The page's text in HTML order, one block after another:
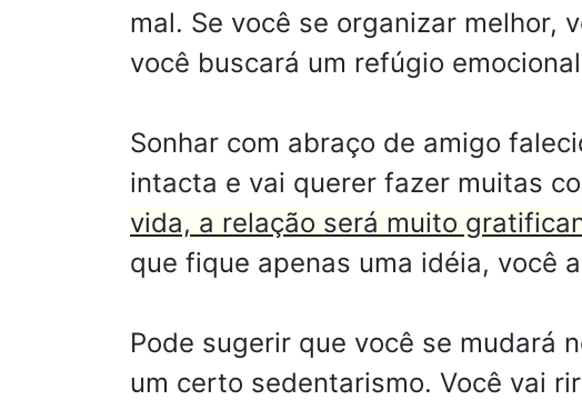
mal. Se você se organizar melhor,
você buscará um refúgio
Sonhar com abraço de amigo
intacta e vai querer fazer muitas
vida, a relação será muito
que fique apenas uma idéia, você
Pode sugerir que você se mudará
um certo sedentarismo. Você vai